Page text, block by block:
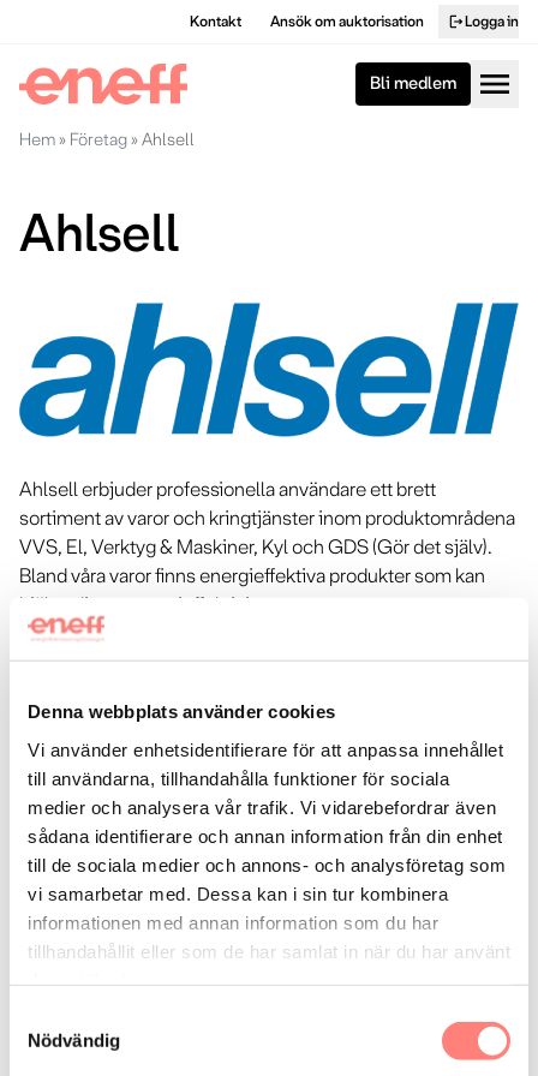
Denna webbplats använder cookies
Vi använder enhetsidentifierare för att anpassa innehållet
till användarna, tillhandahålla funktioner för sociala
medier och analysera vår trafik. Vi vidarebefordrar även
sådana identifierare och annan information från din enhet
till de sociala medier och annons- och analysföretag som
vi samarbetar med. Dessa kan i sin tur kombinera
informationen med annan information som du har
tillhandahållit eller som de har samlat in när du har använt
Nödvändig
Kontakt Ansök om auktorisation logoutLogga in
Bli medlem menu
Hem» Företag»Ahlsell
Ahlsell
Ahlsell erbjuder professionella användare ett brett
sortiment av varor och kringtjänster inom produktområdena
VVS, El, Verktyg & Maskiner, Kyl och GDS (Gör det själv).
Bland våra varor finns energieffektiva produkter som kan
hjälpa dig att energieffektivisera.
Här hittar du råd om energieffektivisering
Läs om Grön installatör här
Vi vänder oss till
Övrigt
Energitjänster vi utför
El övrigt Kyla
Värme och varmvatten
ahlsell.seopen_in_new